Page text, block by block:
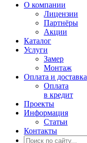
О компании
Лицензии
Партнёры
Акции
Каталог
Услуги
Замер
Монтаж
Оплата и доставка
Оплата
в кредит
Проекты
Информация
Статьи
Контакты